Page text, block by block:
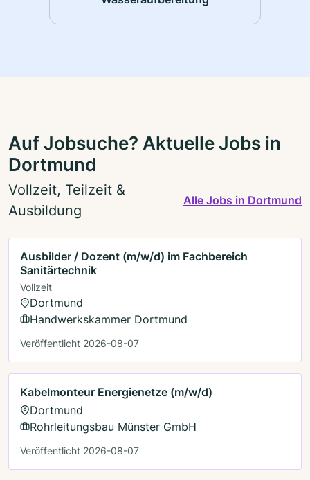
Auf Jobsuche? Aktuelle Jobs in
Dortmund
Vollzeit, Teilzeit &
Ausbildung
Alle Jobs in Dortmund
Ausbilder / Dozent (m/w/d) im Fachbereich
Sanitärtechnik
Vollzeit
Dortmund
Handwerkskammer Dortmund
Veröffentlicht 2026-08-07
Kabelmonteur Energienetze (m/w/d)
Dortmund
Rohrleitungsbau Münster GmbH
Veröffentlicht 2026-08-07